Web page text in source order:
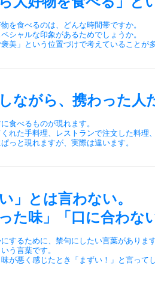
を食べるのは、どんな時間帯ですか。
シャルな印象があるためでしょうか。
褒美」という位置づけで考えていることが
ながら、携わった人
食べるものが現れます。
れた手料理、レストランで注文した料理
っと現れますが、実際は違います。
」とは言わない。
った味」「口に合わな
するために、禁句にしたい言葉があります
う言葉です。
が悪く感じたとき「まずい！」と言って